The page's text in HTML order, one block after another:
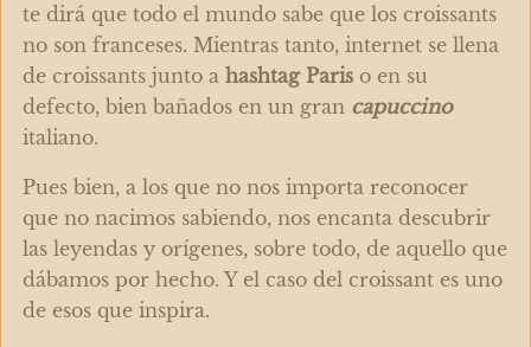
te dirá que todo el mundo sabe que los croissants
no son franceses. Mientras tanto, internet se llena
de croissants junto a hashtag Paris o en su
defecto, bien bañados en un gran capuccino
italiano.
Pues bien, a los que no nos importa reconocer
que no nacimos sabiendo, nos encanta descubrir
las leyendas y orígenes, sobre todo, de aquello que
dábamos por hecho. Y el caso del croissant es uno
de esos que inspira.